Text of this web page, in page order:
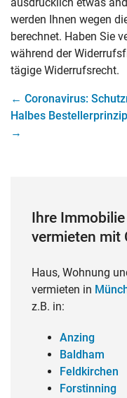
werden Ihnen wegen
berechnet. Haben Sie
während der
tägige Widerrufsrecht.
← Coronavirus:
Halbes
→
Ihre
vermieten mit
Haus, Wohnung
vermieten in
z.B. in:
Anzing
Baldham
Feldkirchen
Forstinning